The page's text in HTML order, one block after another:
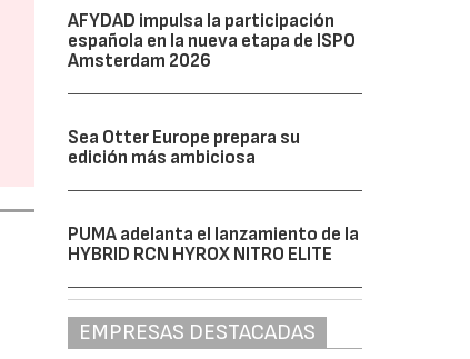
AFYDAD impulsa la participación
española en la nueva etapa de ISPO
Amsterdam 2026
Sea Otter Europe prepara su
edición más ambiciosa
PUMA adelanta el lanzamiento de la
HYBRID RCN HYROX NITRO ELITE
EMPRESAS DESTACADAS